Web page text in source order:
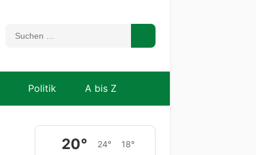
Politik A bis Z
20° 24° 18°